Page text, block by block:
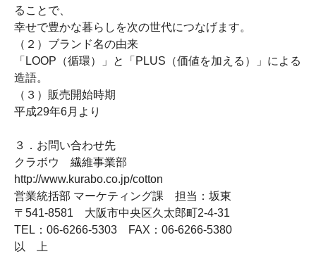
ることで、
幸せで豊かな暮らしを次の世代につなげます。
（２）ブランド名の由来
「LOOP （循環）」と「 PLUS （価値を加える）」による
造語。
（３）販売開始時期
平成29年6月より
３．お問い合わせ先
クラボウ 繊維事業部
http://www.kurabo.co.jp/cotton
営業統括部 マーケティング課 担当：坂東
〒541-8581 大阪市中央区久太郎町2-4-31
TEL ：06-6266-5303 FAX ： 06-6266-5380
以 上